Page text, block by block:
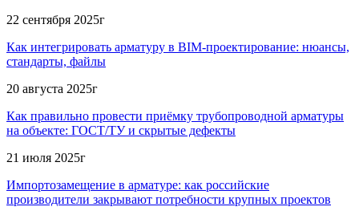
22 сентября 2025г
Как интегрировать арматуру в BIM-проектирование: нюансы,
стандарты, файлы
20 августа 2025г
Как правильно провести приёмку трубопроводной арматуры
на объекте: ГОСТ/ТУ и скрытые дефекты
21 июля 2025г
Импортозамещение в арматуре: как российские
производители закрывают потребности крупных проектов